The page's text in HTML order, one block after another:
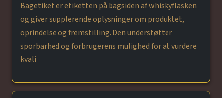
Bagetiket er etiketten på bagsiden af whiskyflasken
og giver supplerende oplysninger om produktet,
oprindelse og fremstilling. Den understøtter
sporbarhed og forbrugerens mulighed for at vurdere
kvali